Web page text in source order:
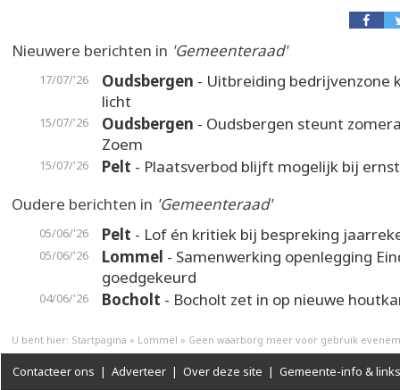
Nieuwere berichten in 'Gemeenteraad'
17/07/'26 Oudsbergen - Uitbreiding bedrijvenzone
licht
15/07/'26 Oudsbergen - Oudsbergen steunt
Zoem
15/07/'26 Pelt - Plaatsverbod blijft mogelijk bij
Oudere berichten in 'Gemeenteraad'
05/06/'26 Pelt - Lof én kritiek bij bespreking
05/06/'26 Lommel - Samenwerking openlegging
goedgekeurd
04/06/'26 Bocholt - Bocholt zet in op nieuwe
U bent hier: Startpagina » Lommel » Geen waarborg meer voor gebruik
Contacteer ons | Adverteer | Over deze site | Gemeente-info & links